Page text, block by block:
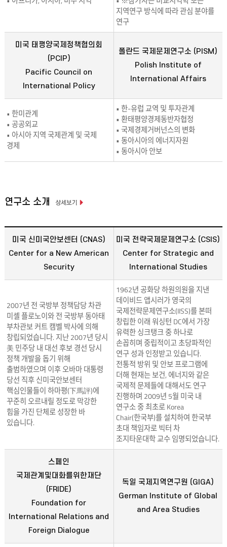
지역연구 방식에 따라 관심 분야를
연구
미국 태평양국제정책협의회
(PCIP)
Pacific Council on
International Policy
폴란드 국제문제연구소 (PISM)
Polish Institute of
International Affairs
• 한미관계
• 공공외교
• 아시아 지역 국제관계 및 국제
경제
• 한-유럽 교역 및 투자관계
• 환태평양경제동반자협정
• 국제경제거버넌스의 변화
• 동아시아의 에너지자원
• 동아시아 안보
연구소 소개
미국 신미국안보센터 (CNAS)
Center for a New American
Security
미국 전략국제문제연구소 (CSIS)
Center for Strategic and
International Studies
2007년 전 국방부 정책담당 차관
미셸 플로노이와 전 국방부 동아태
부차관보 커트 캠벨 박사에 의해
창립되었습니다. 지난 2007년 당시
美 민주당 내 대선 후보 경선 당시
정책 개발을 돕기 위해
출범하였으며 이후 오바마 대통령
당선 직후 신미국안보센터
핵심인물들이 하마평(下馬評)에
꾸준히 오르내릴 정도로 막강한
힘을 가진 단체로 성장한 바
있습니다.
1962년 공화당 하원의원을 지낸
데이비드 앱시러가 영국의
국제전략문제연구소(IISS)를 본떠
창립한 이래 워싱턴 DC에서 가장
유력한 싱크탱크 중 하나로
손꼽히며 중립적이고 초당파적인
연구 성과 인정받고 있습니다.
전통적 방위 및 안보 프로그램에
더해 현재는 보건, 에너지와 같은
국제적 문제들에 대해서도 연구
진행하며 2009년 5월 미국 내
연구소 중 최초로 Korea
Chair(한국부)를 설치하여 한국부
초대 책임자로 빅터 차
조지타운대학 교수 임명되었습니다.
스페인
국제관계및대화를위한재단
(FRIDE)
Foundation for
International Relations and
Foreign Dialogue
독일 국제지역연구원 (GIGA)
German Institute of Global
and Area Studies